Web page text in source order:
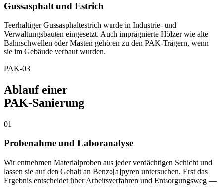
Gussasphalt und Estrich
Teerhaltiger Gussasphaltestrich wurde in Industrie- und
Verwaltungsbauten eingesetzt. Auch imprägnierte Hölzer wie alte
Bahnschwellen oder Masten gehören zu den PAK-Trägern, wenn
sie im Gebäude verbaut wurden.
PAK-03
Ablauf einer
PAK-Sanierung
01
Probenahme und Laboranalyse
Wir entnehmen Materialproben aus jeder verdächtigen Schicht und
lassen sie auf den Gehalt an Benzo[a]pyren untersuchen. Erst das
Ergebnis entscheidet über Arbeitsverfahren und Entsorgungsweg —